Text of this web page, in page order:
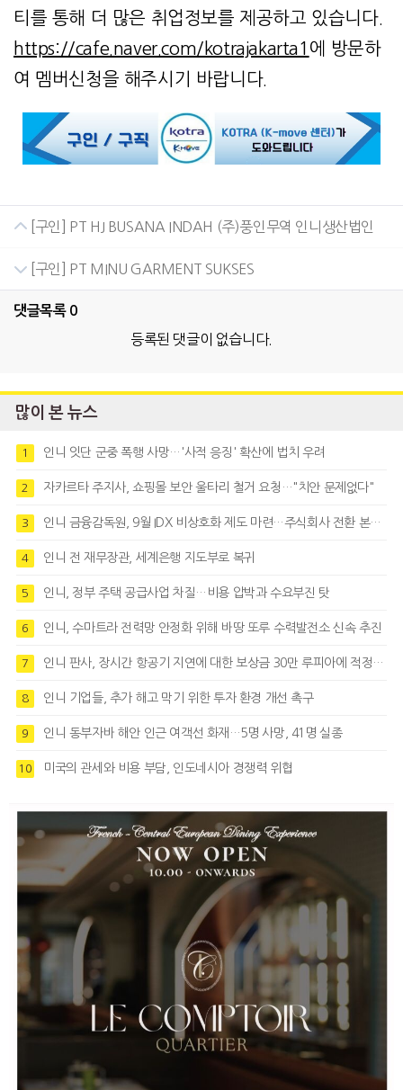
티를 통해 더 많은 취업정보를 제공하고 있습니다.
https://cafe.naver.com/kotrajakarta1 에 방문하
여 멤버신청을 해주시기 바랍니다.
[구인] PT HJ BUSANA INDAH (주)풍인무역 인니생산법인
[구인] PT MINU GARMENT SUKSES
댓글목록 0
등록된 댓글이 없습니다.
많이 본 뉴스
1 인니 잇단 군중 폭행 사망…'사적 응징' 확산에 법치 우려
2 자카르타 주지사, 쇼핑몰 보안 울타리 철거 요청…"치안 문제없다"
3 인니 금융감독원, 9월 IDX 비상호화 제도 마련…주식회사 전환 본격화
4 인니 전 재무장관, 세계은행 지도부로 복귀
5 인니, 정부 주택 공급사업 차질…비용 압박과 수요부진 탓
6 인니, 수마트라 전력망 안정화 위해 바땅 또루 수력발전소 신속 추진
7 인니 판사, 장시간 항공기 지연에 대한 보상금 30만 루피아에 적정성 제기
8 인니 기업들, 추가 해고 막기 위한 투자 환경 개선 촉구
9 인니 동부자바 해안 인근 여객선 화재…5명 사망, 41명 실종
10 미국의 관세와 비용 부담, 인도네시아 경쟁력 위협